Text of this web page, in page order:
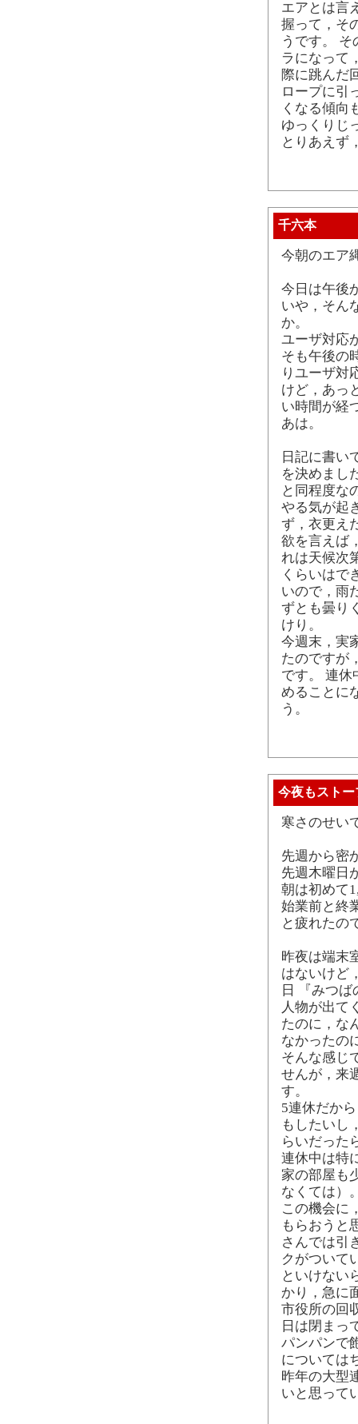
エアとは言
握って，そ
うです。
ラになって
際に跳んだ
ロープに引
くなる傾向
ゆっくりじ
とりあえず
千六本
今朝のエア
今日は午後
いや，そん
か。
ユーザ対応
そも午後の
りユーザ対
けど，あっ
い時間が経
あは。
日記に書い
を決めまし
と同程度な
やる気が起
ず，衣更え
欲を言えば
れは天候次
くらいはで
いので，雨
ずとも曇り
けり。
今週末，実
たのですが
です。 連休
めることに
う。
今夜もストー
寒さのせい
先週から密
先週木曜日
朝は初めて
始業前と終
と疲れたの
昨夜は端末
はないけど
日 『みつ
人物が出て
たのに，な
なかったの
そんな感じ
せんが，来
す。
5連休だか
もしたいし
らいだった
連休中は特
家の部屋も
なくては）
この機会に
もらおうと
さんでは引
クがついて
といけない
かり，急に
市役所の回
日は閉まっ
パンパンで
については
昨年の大型
いと思って